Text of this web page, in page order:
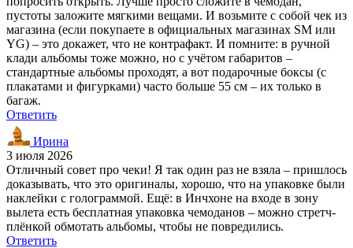
пустоты заложите мягкими вещами. И возьмите с собой чек из
магазина (если покупаете в официальных магазинах SM или
YG) – это докажет, что не контрафакт. И помните: в ручной
клади альбомы тоже можно, но с учётом габаритов –
стандартные альбомы проходят, а вот подарочные боксы (с
плакатами и фигурками) часто больше 55 см – их только в
багаж.
Ответить
Ирина
3 июля 2026
Отличный совет про чеки! Я так один раз не взяла – пришлось
доказывать, что это оригиналы, хорошо, что на упаковке были
наклейки с голограммой. Ещё: в Инчхоне на входе в зону
вылета есть бесплатная упаковка чемоданов – можно стретч-
плёнкой обмотать альбомы, чтобы не повредились.
Ответить